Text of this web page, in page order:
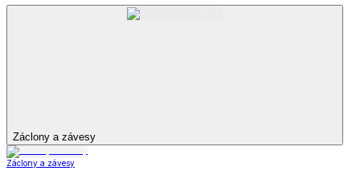
Záclony a závesy
Záclony a závesy